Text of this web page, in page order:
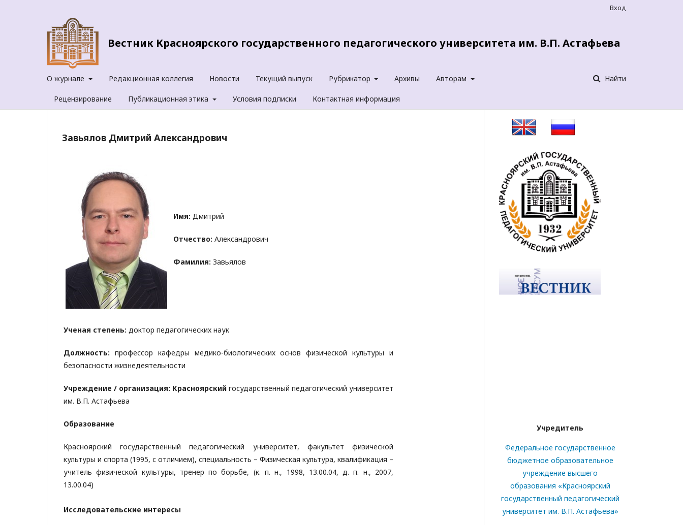
Вестник Красноярского государственного педагогического университета им. В.П. Астафьева
О журнале Редакционная коллегия Новости Текущий выпуск Рубрикатор Архивы Авторам
Рецензирование Публикационная этика Условия подписки Контактная информация
Найти
Вход
Завьялов Дмитрий Александрович
Имя: Дмитрий
Отчество: Александрович
Фамилия: Завьялов
Ученая степень: доктор педагогических наук
Должность: профессор кафедры медико-биологических основ физической культуры и
безопасности жизнедеятельности
Учреждение / организация: Красноярский государственный педагогический университет
им. В.П. Астафьева
Образование
Красноярский государственный педагогический университет, факультет физической
культуры и спорта (1995, с отличием), специальность – Физическая культура, квалификация –
учитель физической культуры, тренер по борьбе, (к. п. н., 1998, 13.00.04, д. п. н., 2007,
13.00.04)
Исследовательские интересы
Учредитель
Федеральное государственное
бюджетное образовательное
учреждение высшего
образования «Красноярский
государственный педагогический
университет им. В.П. Астафьева»